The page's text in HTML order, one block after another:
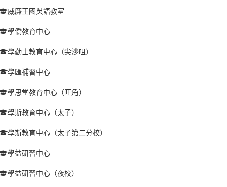
威廉王國英語教室
學僑教育中心
學勤士教育中心（尖沙咀）
學匯補習中心
學思堂教育中心（旺角）
學斯教育中心（太子）
學斯教育中心（太子第二分校）
學益研習中心
學益研習中心（夜校）